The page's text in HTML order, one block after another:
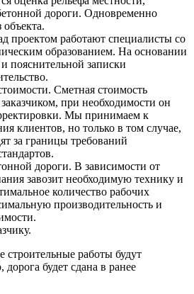
дороги. Одновременно
объекта.
проектом работают специалисты со
образованием. На основании
пояснительной записки
Сметная стоимость
заказчиком, при необходимости он
Мы принимаем к
клиентов, но только в том случае,
за границы требований
дороги. В зависимости от
завозит необходимую технику и
количество рабочих
производительность и
строительные работы будут
будет сдана в ранее